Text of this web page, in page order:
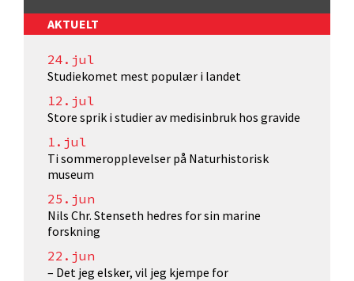
AKTUELT
24.jul
Studiekomet mest populær i landet
12.jul
Store sprik i studier av medisinbruk hos gravide
1.jul
Ti sommeropplevelser på Naturhistorisk
museum
25.jun
Nils Chr. Stenseth hedres for sin marine
forskning
22.jun
– Det jeg elsker, vil jeg kjempe for